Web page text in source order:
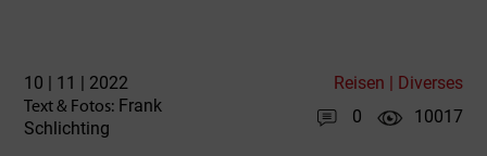
10 | 11 | 2022 Reisen | Diverses
Text & Fotos: Frank
Schlichting
0 10017